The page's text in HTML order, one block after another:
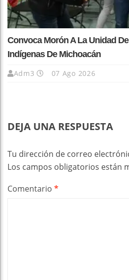
Convoca Morón A La Unidad
Indígenas De Michoacán
Adm3 07 Ago 2026
DEJA UNA RESPUESTA
Tu dirección de correo
Los campos obligatorios están
Comentario *